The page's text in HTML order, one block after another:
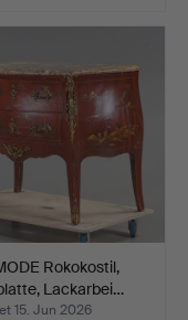
Rokokostil,
Lackarbei…
15. Jun 2026